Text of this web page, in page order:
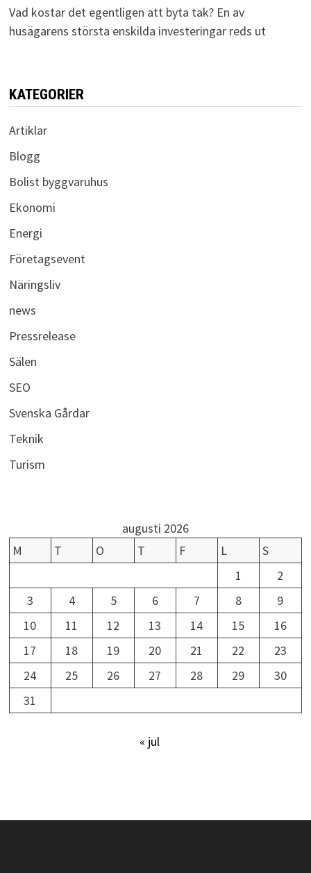
Vad kostar det egentligen att byta tak? En av
husägarens största enskilda investeringar reds ut
KATEGORIER
Artiklar
Blogg
Bolist byggvaruhus
Ekonomi
Energi
Företagsevent
Näringsliv
news
Pressrelease
Sälen
SEO
Svenska Gårdar
Teknik
Turism
augusti 2026
M
T O T F L
S
1
2
3
4 5 6 7 8
9
10
11 12 13 14 15
16
17
18 19 20 21 22
23
24
25 26 27 28 29
30
31
« jul